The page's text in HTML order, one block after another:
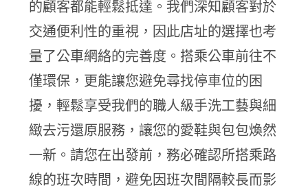
的顧客都能輕鬆抵達。我們深知顧客對於
交通便利性的重視，因此店址的選擇也考
量了公車網絡的完善度。搭乘公車前往不
僅環保，更能讓您避免尋找停車位的困
擾，輕鬆享受我們的職人級手洗工藝與細
緻去污還原服務，讓您的愛鞋與包包煥然
一新。請您在出發前，務必確認所搭乘路
線的班次時間，避免因班次間隔較長而影